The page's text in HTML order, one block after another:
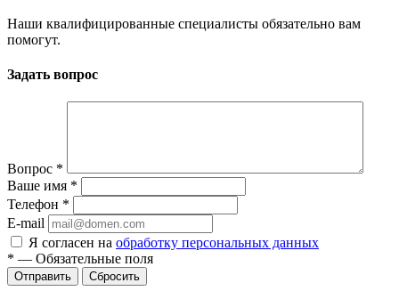
Наши квалифицированные специалисты обязательно вам
помогут.
Задать вопрос
Вопрос *
Ваше имя *
Телефон *
E-mail
Я согласен на обработку персональных данных
* — Обязательные поля
Отправить Сбросить